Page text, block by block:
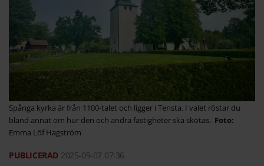
Spånga kyrka är från 1100-talet och ligger i Tensta. I valet röstar du
bland annat om hur den och andra fastigheter ska skötas.
Emma Löf Hagström
2025-09-07 07:36